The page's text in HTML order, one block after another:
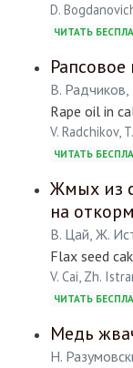
D.
ЧИТАТЬ
В. Радчиков,
Rape oil in
V. Radchikov,
ЧИТАТЬ
Жмых из
на
В. Цай, Ж.
Flax seed
V. Cai, Zh.
ЧИТАТЬ
Медь
Н.